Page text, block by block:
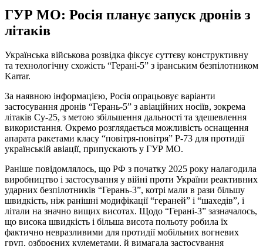
ГУР МО: Росія планує запуск дронів з
літаків
Українська військова розвідка фіксує суттєву конструктивну
та технологічну схожість “Герані-5” з іранським безпілотником
Karrar.
За наявною інформацією, Росія опрацьовує варіанти
застосування дронів “Герань-5” з авіаційних носіїв, зокрема
літаків Су-25, з метою збільшення дальності та здешевлення
використання. Окремо розглядається можливість оснащення
апарата ракетами класу “повітря-повітря” Р-73 для протидії
українській авіації, припускають у ГУР МО.
Раніше повідомлялось, що РФ з початку 2025 року налагодила
виробництво і застосування у війні проти України реактивних
ударних безпілотників “Герань-3”, котрі мали в рази більшу
швидкість, ніж ранішні модифікації “гераней” і “шахедів”, і
літали на значно вищих висотах. Щодо “Герані-3” зазначалось,
що висока швидкість і більша висота польоту робила їх
фактично невразливими для протидії мобільних вогневих
груп, озброєних кулеметами, й вимагала застосування